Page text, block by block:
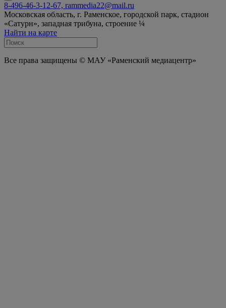
8-496-46-3-12-67, rammedia22@mail.ru
Московская область, г. Раменское, городской парк, стадион
«Сатурн», западная трибуна, строение ¼
Найти на карте
Все права защищены © МАУ «Раменский медиацентр»